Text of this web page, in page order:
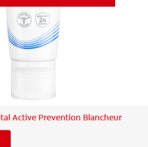
BILAN DE SANTÉ BUCCO-DENTAIRE
RECHERCHE DES SOLUTIONS IDÉALES
Active Prevention Blancheur